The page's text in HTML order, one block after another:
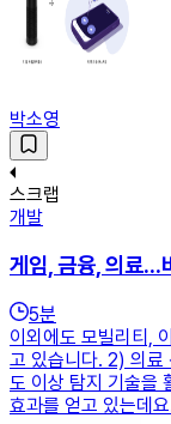
박소영
스크랩
개발
게임, 금융, 의료...
5분
이외에도 모빌리티,
고 있습니다. 2) 의료
도 이상 탐지 기술을
효과를 얻고 있는데